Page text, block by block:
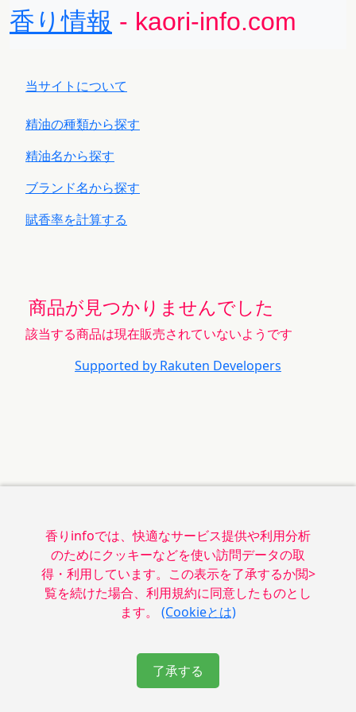
香り情報 - kaori-info.com
当サイトについて
精油の種類から探す
精油名から探す
ブランド名から探す
賦香率を計算する
香りinfoでは、快適なサービス提供や利用分析
のためにクッキーなどを使い訪問データの取
得・利用しています。この表示を了承するか閲>
覧を続けた場合、利用規約に同意したものとし
ます。 (Cookieとは)
了承する
商品が見つかりませんでした
該当する商品は現在販売されていないようです
Supported by Rakuten Developers